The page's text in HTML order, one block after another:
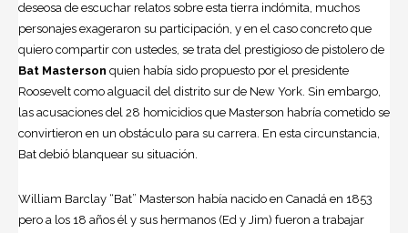
deseosa de escuchar relatos sobre esta tierra indómita, muchos
personajes exageraron su participación, y en el caso concreto que
quiero compartir con ustedes, se trata del prestigioso de pistolero de
Bat Masterson quien había sido propuesto por el presidente
Roosevelt como alguacil del distrito sur de New York. Sin embargo,
las acusaciones del 28 homicidios que Masterson habría cometido se
convirtieron en un obstáculo para su carrera. En esta circunstancia,
Bat debió blanquear su situación.
William Barclay “Bat” Masterson había nacido en Canadá en 1853
pero a los 18 años él y sus hermanos (Ed y Jim) fueron a trabajar